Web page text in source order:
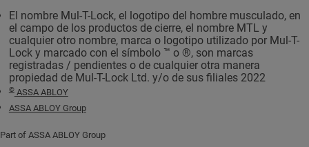
El nombre Mul-T-Lock, el logotipo del hombre musculado, en
el campo de los productos de cierre, el nombre MTL y
cualquier otro nombre, marca o logotipo utilizado por Mul-T-
Lock y marcado con el símbolo ™ o ®, son marcas
registradas / pendientes o de cualquier otra manera
propiedad de Mul-T-Lock Ltd. y/o de sus filiales 2022
©ASSA ABLOY
ASSA ABLOY Group
Part of ASSA ABLOY Group